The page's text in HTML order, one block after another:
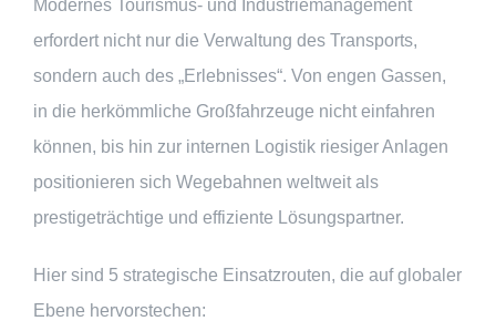
Modernes Tourismus- und Industriemanagement
erfordert nicht nur die Verwaltung des Transports,
sondern auch des „Erlebnisses“. Von engen Gassen,
in die herkömmliche Großfahrzeuge nicht einfahren
können, bis hin zur internen Logistik riesiger Anlagen
positionieren sich Wegebahnen weltweit als
prestigeträchtige und effiziente Lösungspartner.
Hier sind 5 strategische Einsatzrouten, die auf globaler
Ebene hervorstechen: